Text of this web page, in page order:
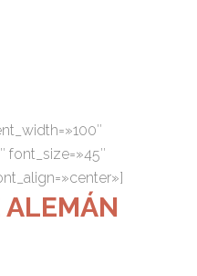
font_size=»45″